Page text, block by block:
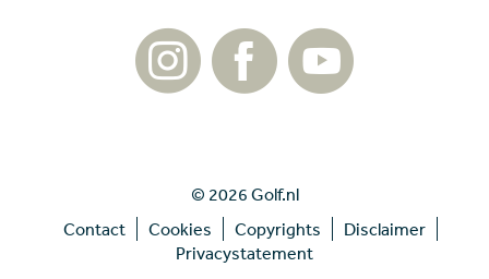
© 2026 Golf.nl
Contact
Cookies Copyrights
Disclaimer
Privacystatement